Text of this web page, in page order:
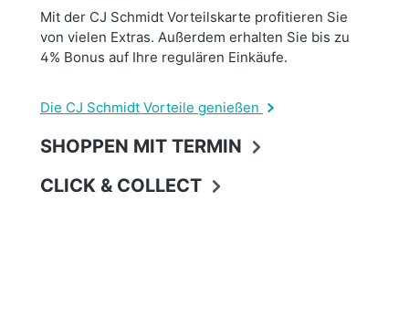
Mit der CJ Schmidt Vorteilskarte profitieren Sie
von vielen Extras. Außerdem erhalten Sie bis zu
4% Bonus auf Ihre regulären Einkäufe.
Die CJ Schmidt Vorteile genießen
SHOPPEN MIT TERMIN
CLICK & COLLECT